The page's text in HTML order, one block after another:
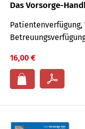
Das Vorsorge-
16,00 €